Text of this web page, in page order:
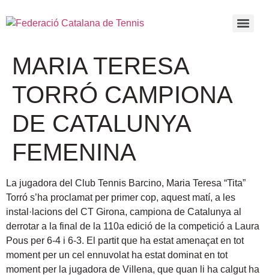
MARIA TERESA
TORRÓ CAMPIONA
DE CATALUNYA
FEMENINA
La jugadora del Club Tennis Barcino, Maria Teresa “Tita”
Torró s’ha proclamat per primer cop, aquest matí, a les
instal·lacions del CT Girona, campiona de Catalunya al
derrotar a la final de la 110a edició de la competició a Laura
Pous per 6-4 i 6-3. El partit que ha estat amenaçat en tot
moment per un cel ennuvolat ha estat dominat en tot
moment per la jugadora de Villena, que quan li ha calgut ha